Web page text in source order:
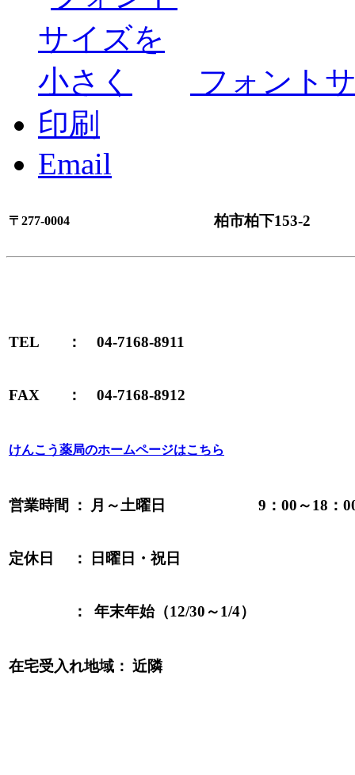
フォント
印刷
Email
〒277-0004 柏市柏下153-2
TEL ： 04-7168-8911
FAX ： 04-7168-8912
けんこう薬局のホームページはこちら
営業時間 ： 月～土曜日 9：00～18：
定休日 ： 日曜日・祝日
： 年末年始（12/30～1/4）
在宅受入れ地域： 近隣